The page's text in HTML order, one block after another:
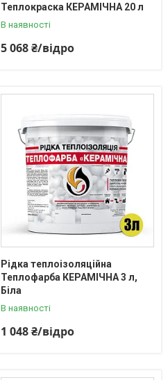
Теплокраска КЕРАМІЧНА 20 л
В наявності
5 068 ₴/відро
Рідка теплоізоляційна
Теплофарба КЕРАМІЧНА 3 л,
Біла
В наявності
1 048 ₴/відро